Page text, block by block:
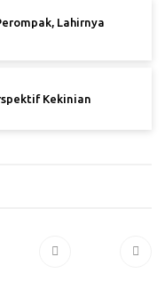
Lahirnya
Kekinian